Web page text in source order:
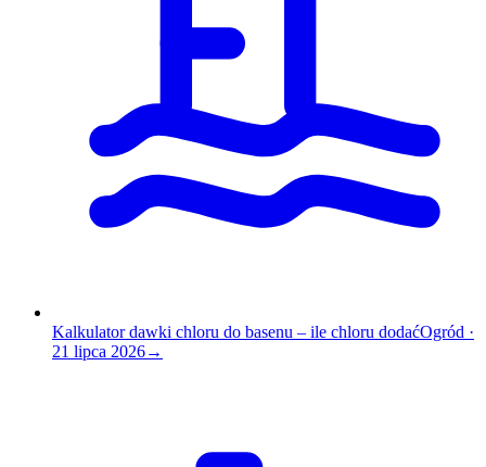
Kalkulator dawki chloru do basenu – ile chloru dodaćOgród ·
21 lipca 2026→